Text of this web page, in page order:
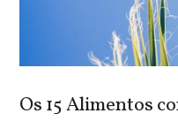
Os 15 Alimentos